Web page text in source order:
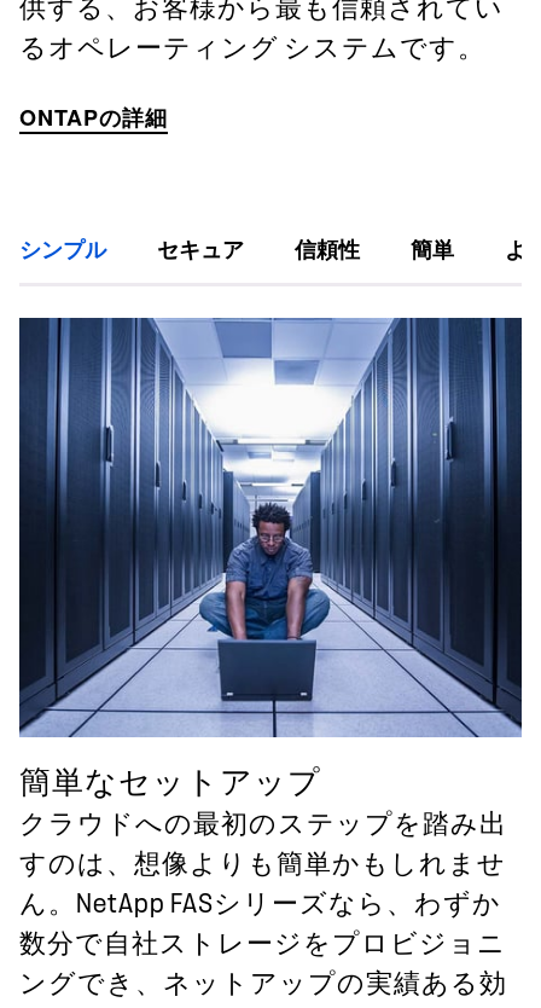
供する、お客様から最も信頼されてい
るオペレーティング システムです。
ONTAPの詳細
シンプル セキュア 信頼性 簡単 よ
簡単なセットアップ
クラウドへの最初のステップを踏み出
すのは、想像よりも簡単かもしれませ
ん。NetApp FASシリーズなら、わずか
数分で自社ストレージをプロビジョニ
ングでき、ネットアップの実績ある効